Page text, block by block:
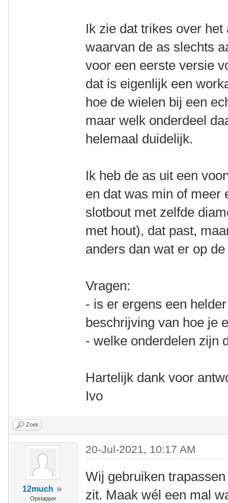
Ik zie dat trikes over
waarvan de as slechts
voor een eerste versie
dat is eigenlijk een
hoe de wielen bij een
maar welk onderdeel
helemaal duidelijk.
Ik heb de as uit een
en dat was min of meer
slotbout met zelfde
met hout), dat past,
anders dan wat er op
Vragen:
- is er ergens een
beschrijving van hoe je
- welke onderdelen zijn
Hartelijk dank voor
Ivo
Zoek
12much
Opstapper
20-Jul-2021, 10:17 AM
Wij gebruiken
zit. Maak wél een mal